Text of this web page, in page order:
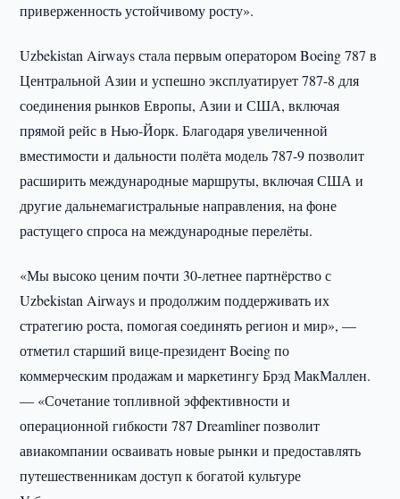
приверженность устойчивому росту».
Uzbekistan Airways стала первым оператором Boeing 787 в
Центральной Азии и успешно эксплуатирует 787-8 для
соединения рынков Европы, Азии и США, включая
прямой рейс в Нью-Йорк. Благодаря увеличенной
вместимости и дальности полёта модель 787-9 позволит
расширить международные маршруты, включая США и
другие дальнемагистральные направления, на фоне
растущего спроса на международные перелёты.
«Мы высоко ценим почти 30-летнее партнёрство с
Uzbekistan Airways и продолжим поддерживать их
стратегию роста, помогая соединять регион и мир», —
отметил старший вице-президент Boeing по
коммерческим продажам и маркетингу Брэд МакМаллен.
— «Сочетание топливной эффективности и
операционной гибкости 787 Dreamliner позволит
авиакомпании осваивать новые рынки и предоставлять
путешественникам доступ к богатой культуре